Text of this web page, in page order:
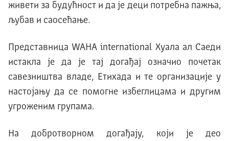
живети за будућност и да jе деци потребна пажња,
љубав и саосећање.
Представница WAHA international Хуала ал Саеди
истакла jе да jе таj догађаj означио почетак
савезништва владе, Eтихада и те организациjе у
настоjању да се помогне избеглицама и другим
угроженим групама.
На добротворном догађаjу, коjи jе део